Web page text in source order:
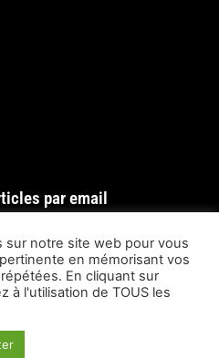
par email
RadioPub 2023 —
sur notre site web pour vous
en mémorisant vos
En cliquant sur
à l'utilisation de TOUS les